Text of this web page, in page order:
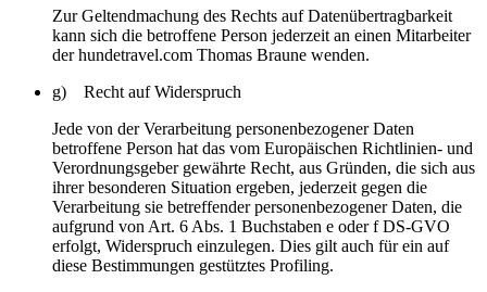
Zur Geltendmachung des Rechts auf Datenübertragbarkeit
kann sich die betroffene Person jederzeit an einen Mitarbeiter
der hundetravel.com Thomas Braune wenden.
g) Recht auf Widerspruch
Jede von der Verarbeitung personenbezogener Daten
betroffene Person hat das vom Europäischen Richtlinien- und
Verordnungsgeber gewährte Recht, aus Gründen, die sich aus
ihrer besonderen Situation ergeben, jederzeit gegen die
Verarbeitung sie betreffender personenbezogener Daten, die
aufgrund von Art. 6 Abs. 1 Buchstaben e oder f DS-GVO
erfolgt, Widerspruch einzulegen. Dies gilt auch für ein auf
diese Bestimmungen gestütztes Profiling.